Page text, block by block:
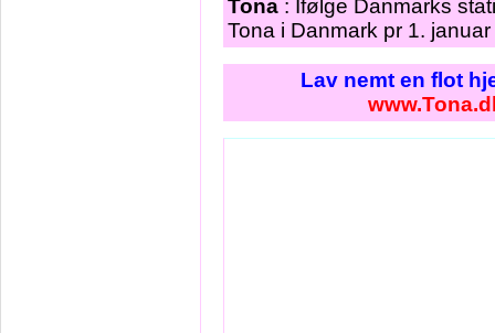
Tona : Ifølge Danmarks
Tona i Danmark pr 1.
Lav nemt en flot